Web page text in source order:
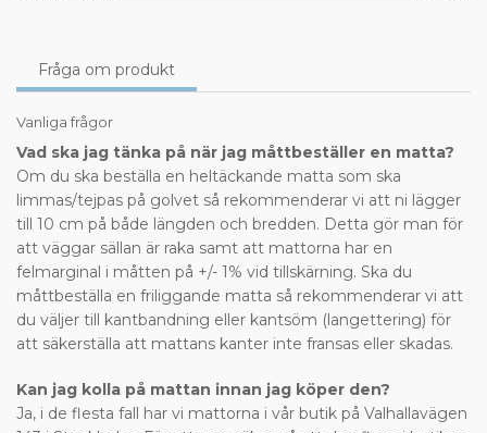
Fråga om produkt
Vanliga frågor
Vad ska jag tänka på när jag måttbeställer en matta?
Om du ska beställa en heltäckande matta som ska
limmas/tejpas på golvet så rekommenderar vi att ni lägger
till 10 cm på både längden och bredden. Detta gör man för
att väggar sällan är raka samt att mattorna har en
felmarginal i måtten på +/- 1% vid tillskärning. Ska du
måttbeställa en friliggande matta så rekommenderar vi att
du väljer till kantbandning eller kantsöm (langettering) för
att säkerställa att mattans kanter inte fransas eller skadas.
Kan jag kolla på mattan innan jag köper den?
Ja, i de flesta fall har vi mattorna i vår butik på Valhallavägen